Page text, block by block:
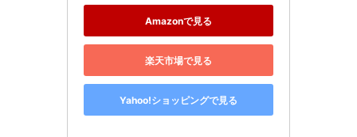
Amazonで見る
楽天市場で見る
Yahoo!ショッピングで見る